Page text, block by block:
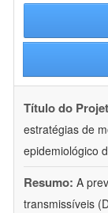
Título do
estratégias de
epidemiológico
Resumo: A
transmissíveis